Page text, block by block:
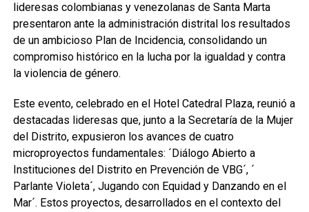
lideresas colombianas y venezolanas de Santa Marta
presentaron ante la administración distrital los resultados
de un ambicioso Plan de Incidencia, consolidando un
compromiso histórico en la lucha por la igualdad y contra
la violencia de género.
Este evento, celebrado en el Hotel Catedral Plaza, reunió a
destacadas lideresas que, junto a la Secretaría de la Mujer
del Distrito, expusieron los avances de cuatro
microproyectos fundamentales: ´Diálogo Abierto a
Instituciones del Distrito en Prevención de VBG´, ´
Parlante Violeta´, Jugando con Equidad y Danzando en el
Mar´. Estos proyectos, desarrollados en el contexto del